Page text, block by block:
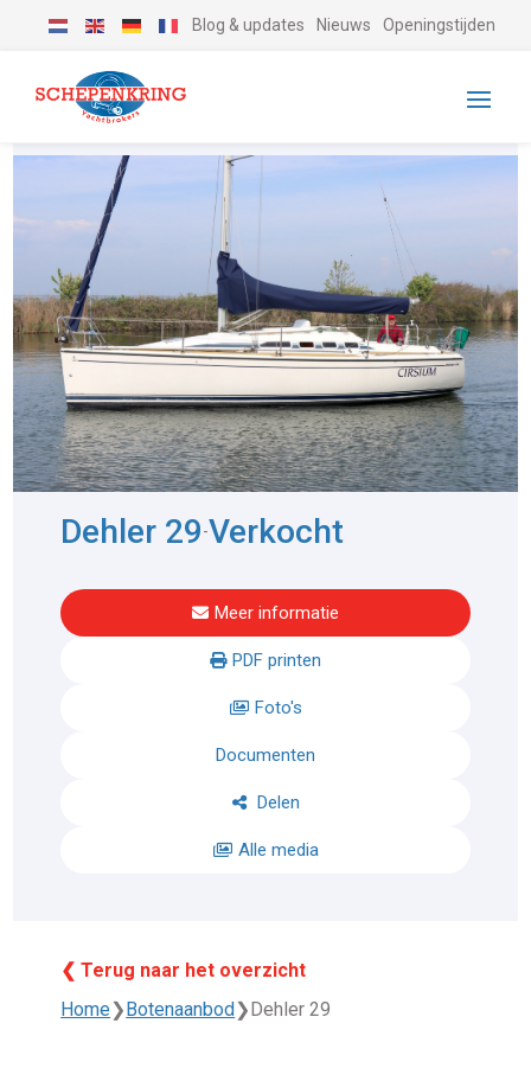
Blog & updates Nieuws Openingstijden
Dehler 29-Verkocht
Meer informatie
PDF printen
Foto's
Documenten
Delen
Alle media
❮ Terug naar het overzicht
Home❯Botenaanbod❯Dehler 29